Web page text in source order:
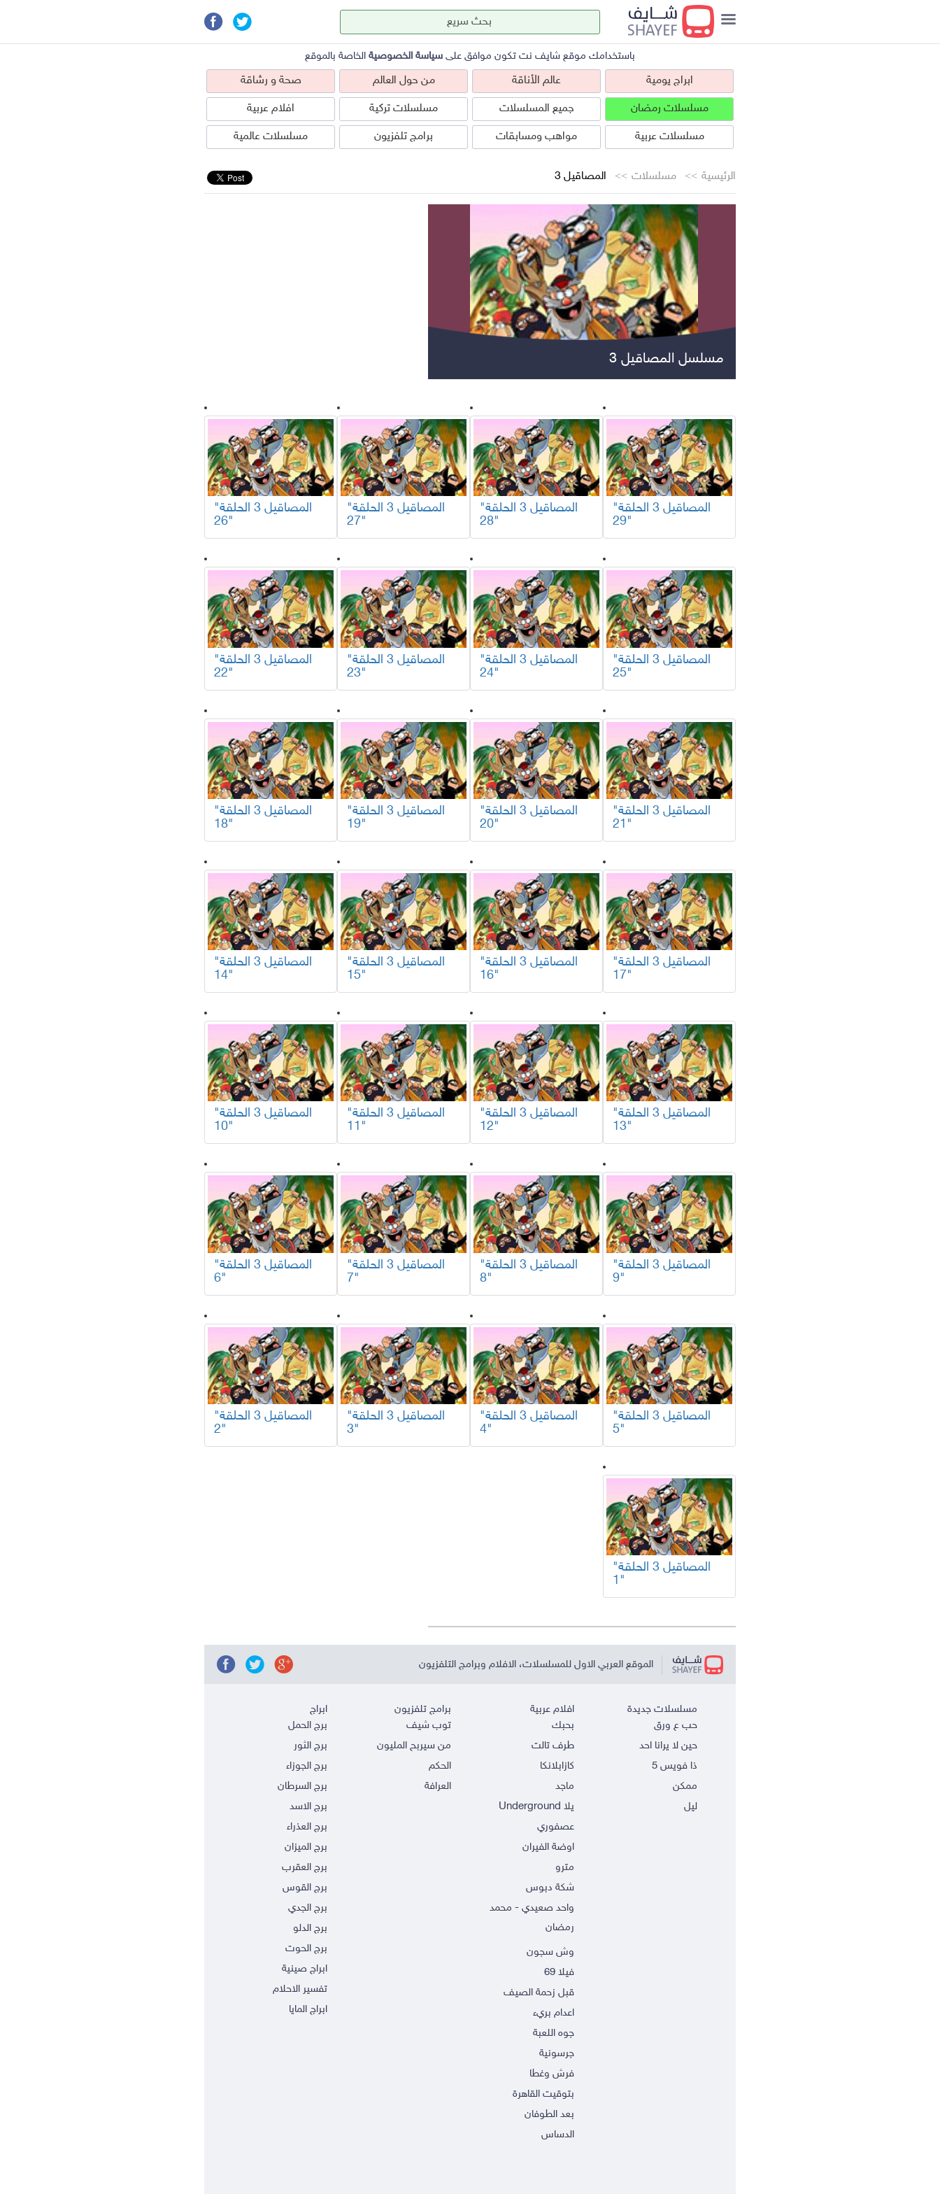
ابراج يومية عالم الأناقة
جميع المسلسلات مسلسلات عربية مسلسلات تركية
مسلسلات عالمية مواهب ومسابقات برامج تلفزيون افلام عربية
باستخدامك موقع شايف نت تكون موافق على سياسة الخصوصية الخاصة بالموقع
ابراج يومية عالم الأناقة من حول العالم صحة و رشاقة
مسلسلات رمضان جميع المسلسلات مسلسلات تركية افلام عربية
مسلسلات عربية مواهب ومسابقات برامج تلفزيون مسلسلات عالمية
الرئيسية مسلسلات المصاقيل 3
مسلسل المصاقيل 3
"المصاقيل 3 الحلقة
29"
"المصاقيل 3 الحلقة
28"
"المصاقيل 3 الحلقة
27"
"المصاقيل 3 الحلقة
26"
"المصاقيل 3 الحلقة
25"
"المصاقيل 3 الحلقة
24"
"المصاقيل 3 الحلقة
23"
"المصاقيل 3 الحلقة
22"
"المصاقيل 3 الحلقة
21"
"المصاقيل 3 الحلقة
20"
"المصاقيل 3 الحلقة
19"
"المصاقيل 3 الحلقة
18"
"المصاقيل 3 الحلقة
17"
"المصاقيل 3 الحلقة
16"
"المصاقيل 3 الحلقة
15"
"المصاقيل 3 الحلقة
14"
"المصاقيل 3 الحلقة
13"
"المصاقيل 3 الحلقة
12"
"المصاقيل 3 الحلقة
11"
"المصاقيل 3 الحلقة
10"
"المصاقيل 3 الحلقة
9"
"المصاقيل 3 الحلقة
8"
"المصاقيل 3 الحلقة
7"
"المصاقيل 3 الحلقة
6"
"المصاقيل 3 الحلقة
5"
"المصاقيل 3 الحلقة
4"
"المصاقيل 3 الحلقة
3"
"المصاقيل 3 الحلقة
2"
"المصاقيل 3 الحلقة
1"
الموقع العربي الاول للمسلسلات، الافلام وبرامج التلفزيون
مسلسلات جديدة
حب ع ورق
حين لا يرانا احد
ذا فويس 5
ممكن
ليل
افلام عربية
بحبك
طرف تالت
كازابلانكا
ماجد
يلا Underground
عصفوري
اوضة الفيران
مترو
شكة دبوس
واحد صعيدي - محمد
رمضان
وش سجون
فيلا 69
قبل زحمة الصيف
اعدام بريء
جوه اللعبة
جرسونية
فرش وغطا
بتوقيت القاهرة
بعد الطوفان
الدساس
برامج تلفزيون
توب شيف
من سيربح المليون
الحكم
العرافة
ابراج
برج الحمل
برج الثور
برج الجوزاء
برج السرطان
برج الاسد
برج العذراء
برج الميزان
برج العقرب
برج القوس
برج الجدي
برج الدلو
برج الحوت
ابراج صينية
تفسير الاحلام
ابراج المايا